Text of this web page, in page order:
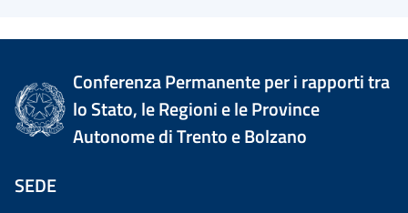
Conferenza Permanente per i rapporti tra
lo Stato, le Regioni e le Province
Autonome di Trento e Bolzano
SEDE